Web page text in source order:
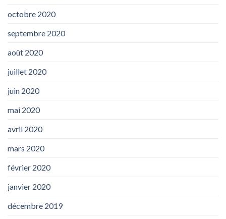
octobre 2020
septembre 2020
août 2020
juillet 2020
juin 2020
mai 2020
avril 2020
mars 2020
février 2020
janvier 2020
décembre 2019